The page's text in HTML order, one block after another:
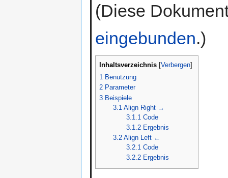
(Diese
eingebunden.)
Inhaltsverzeichnis [Verbergen]
1 Benutzung
2 Parameter
3 Beispiele
3.1 Align Right →
3.1.1 Code
3.1.2 Ergebnis
3.2 Align Left ←
3.2.1 Code
3.2.2 Ergebnis